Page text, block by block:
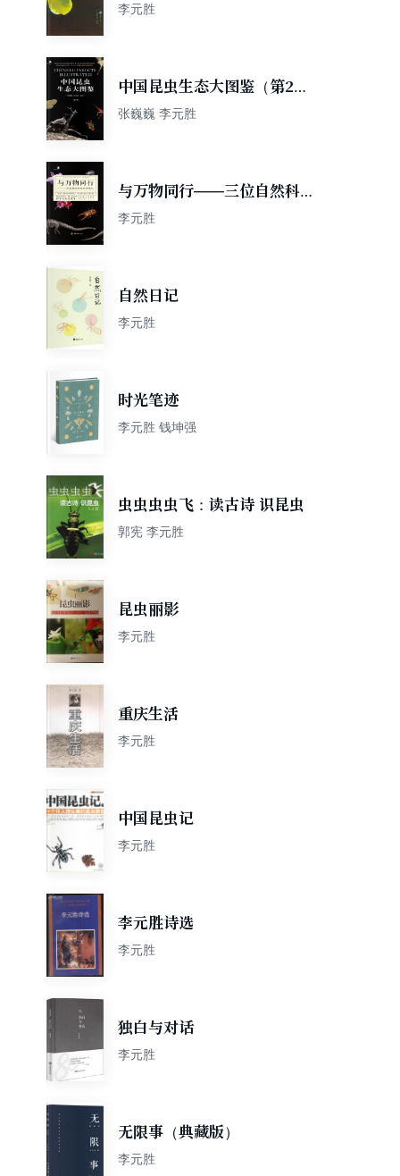
李元胜
中国昆虫生态大图鉴（第2
版）
张巍巍 李元胜
与万物同行——三位自然科学
家的考察记
李元胜
自然日记
李元胜
时光笔迹
李元胜 钱坤强
虫虫虫虫飞：读古诗 识昆虫
郭宪 李元胜
昆虫丽影
李元胜
重庆生活
李元胜
中国昆虫记
李元胜
李元胜诗选
李元胜
独白与对话
李元胜
无限事（典藏版）
李元胜